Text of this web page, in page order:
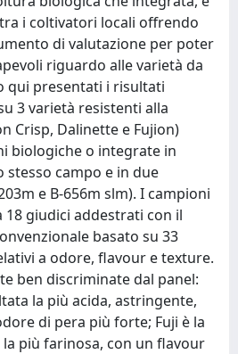
i coltivatori locali offrendo
di valutazione per poter
riguardo alle varietà da
qui presentati i risultati
3 varietà resistenti alla
Crisp, Dalinette e Fujion)
biologiche o integrate in
stesso campo e in due
e B-656m slm). I campioni
giudici addestrati con il
basato su 33
a odore, flavour e texture.
ben discriminate dal panel:
la più acida, astringente,
di pera più forte; Fuji è la
più farinosa, con un flavour